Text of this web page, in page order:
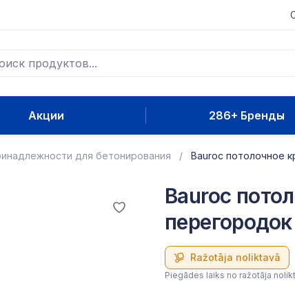
Акции 286+ Бренды
для бетонирования Bauroc потолочное
Bauroc
Ražotāja noliktavā
Piegādes laiks no ražotāja